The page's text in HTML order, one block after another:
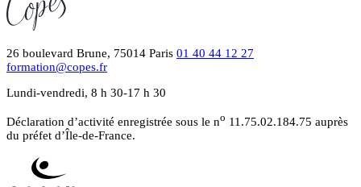
26 boulevard Brune, 75014 Paris 01 40 44 12 27
formation@copes.fr
Lundi-vendredi, 8 h 30-17 h 30
Déclaration d’activité enregistrée sous le no 11.75.02.184.75 auprès
du préfet d’Île-de-France.